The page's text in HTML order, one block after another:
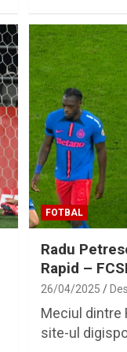
FOTBAL
Radu
Rapid –
26/04/2025
Meciul dintre
site-ul